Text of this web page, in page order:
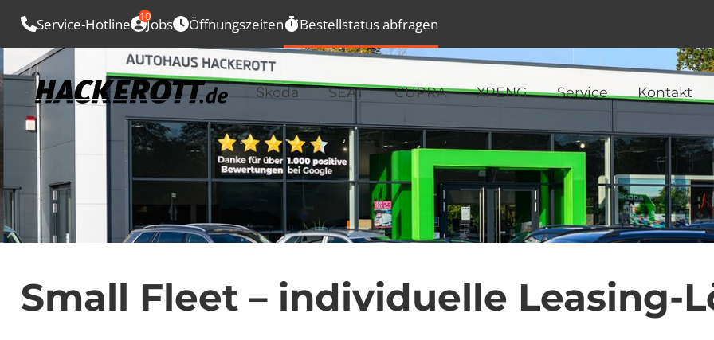
Service-Hotline Jobs
10 Öffnungszeiten Bestellstatus abfragen
Škoda SEAT CUPRA XPENG Service Kontakt
Small Fleet – individuelle Leasing-